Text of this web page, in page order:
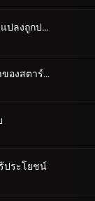
ตอนที่ 27 การเปลี่ยนแปลงถูกปฏิเสธ
ตอนที่ 28 การกลับมาของสตาร์สตอร์ม
ประโยชน์